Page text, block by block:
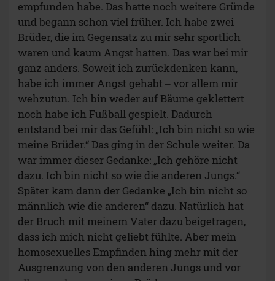
empfunden habe. Das hatte noch weitere Gründe
und begann schon viel früher. Ich habe zwei
Brüder, die im Gegensatz zu mir sehr sportlich
waren und kaum Angst hatten. Das war bei mir
ganz anders. Soweit ich zurückdenken kann,
habe ich immer Angst gehabt ‒ vor allem mir
wehzutun. Ich bin weder auf Bäume geklettert
noch habe ich Fußball gespielt. Dadurch
entstand bei mir das Gefühl: „Ich bin nicht so wie
meine Brüder.“ Das ging in der Schule weiter. Da
war immer dieser Gedanke: „Ich gehöre nicht
dazu. Ich bin nicht so wie die anderen Jungs.“
Später kam dann der Gedanke „Ich bin nicht so
männlich wie die anderen“ dazu. Natürlich hat
der Bruch mit meinem Vater dazu beigetragen,
dass ich mich nicht geliebt fühlte. Aber mein
homosexuelles Empfinden hing mehr mit der
Ausgrenzung von den anderen Jungs und vor